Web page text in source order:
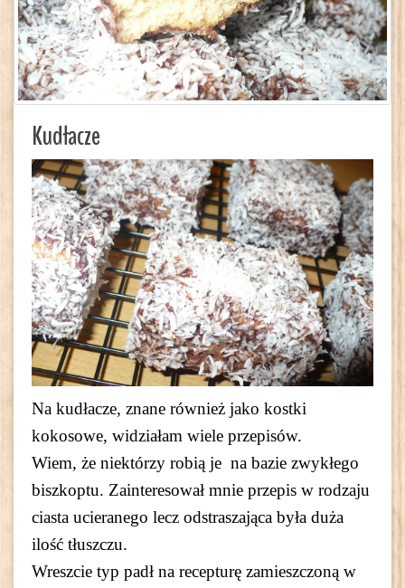
Kudłacze
Na kudłacze, znane również jako kostki
kokosowe, widziałam wiele przepisów.
Wiem, że niektórzy robią je na bazie zwykłego
biszkoptu. Zainteresował mnie przepis w rodzaju
ciasta ucieranego lecz odstraszająca była duża
ilość tłuszczu.
Wreszcie typ padł na recepturę zamieszczoną w